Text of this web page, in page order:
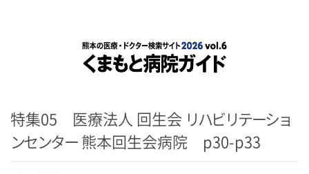
特集05 医療法人 回生会 リ ハビリテーショ
ンセンター 熊本回生会病院 p30-p33